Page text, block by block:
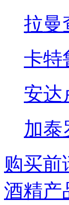
拉曼
卡特
安达
加泰
购买前
酒精产